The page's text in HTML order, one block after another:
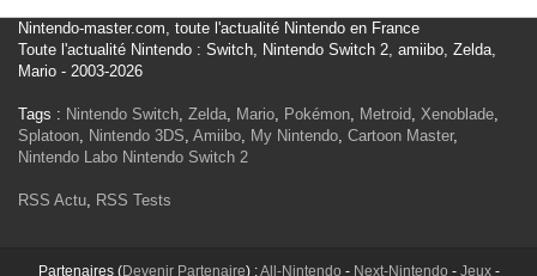
Nintendo-master.com, toute l'actualité Nintendo en France
Toute l'actualité Nintendo : Switch, Nintendo Switch 2, amiibo, Zelda,
Mario - 2003-2026
Tags : Nintendo Switch, Zelda, Mario, Pokémon, Metroid, Xenoblade,
Splatoon, Nintendo 3DS, Amiibo, My Nintendo, Cartoon Master,
Nintendo Labo Nintendo Switch 2
RSS Actu, RSS Tests
Partenaires (Devenir Partenaire) :All-Nintendo - Next-Nintendo - Jeux-